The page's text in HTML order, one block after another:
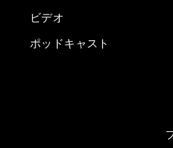
ビデオ
ポッドキャスト